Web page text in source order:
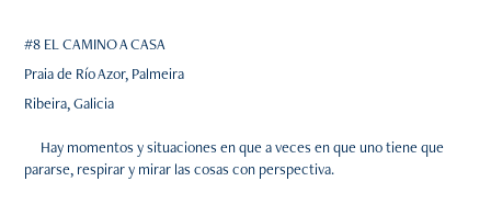
#8 EL CAMINO A CASA
Praia de Río Azor, Palmeira
Ribeira, Galicia
Hay momentos y situaciones en que a veces en que uno tiene que
pararse, respirar y mirar las cosas con perspectiva.